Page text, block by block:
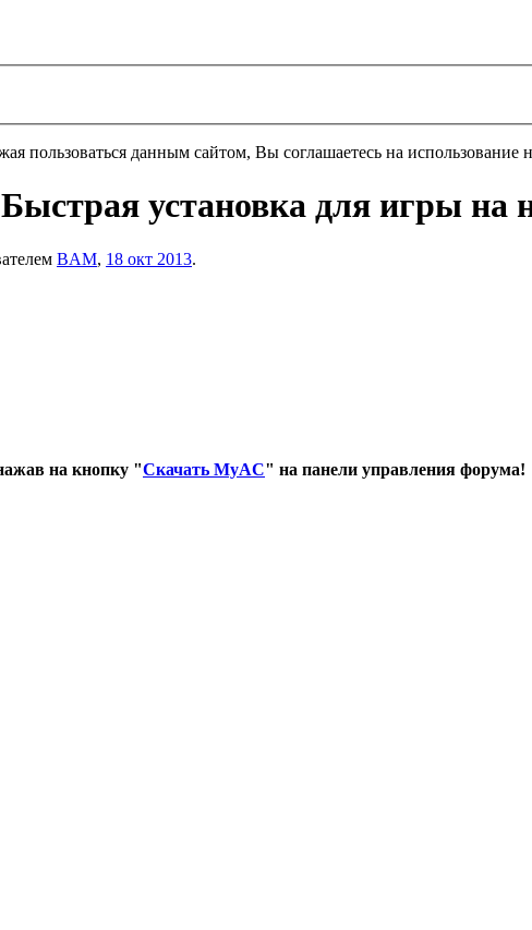
пользоваться данным сайтом, Вы соглашаетесь на
установка для игры на
BAM, 18 окт 2013.
на кнопку "Скачать MyAC" на панели управления форума!